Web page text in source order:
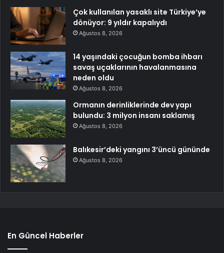
Çok kullanılan yasaklı site Türkiye’ye
dönüyor: 9 yıldır kapalıydı
Ağustos 8, 2026
14 yaşındaki çocuğun bomba ihbarı
savaş uçaklarının havalanmasına
neden oldu
Ağustos 8, 2026
Ormanın derinliklerinde dev yapı
bulundu: 3 milyon insanı saklamış
Ağustos 8, 2026
Balıkesir’deki yangını 3’üncü gününde
Ağustos 8, 2026
En Güncel Haberler